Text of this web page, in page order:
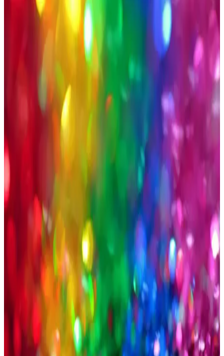
Erkek Kot Pantolonları: Moda ve Konforun
Buluştuğu Güncel Trendler ve Seçim İpuçları
Erkek kot pantolonları, rahatlık ve şıklığı bir arada sunar. Farklı
modeller, renkler ve kesimlerle günlük ve iş hayatına uygun
seçenekler mevcuttur. Doğru beden ve kalite seçimi önemli.
Pierroni Bordo Erkek Seti: Kravat Mendil Kol
Düğmesi ve Çorap ile Şıklık ve Fonksiyonellik
Şık ve kaliteli Pierroni bordo erkek seti, kravat, mendil, kol düğmesi
ve çorap ile detaylara özen gösterenler için tasarlandı, şıklık ve
konforu bir arada sunar.
Camper Erkek Ayakkabıları ve Botları
Karşılaştırması: Tasarım, Konfor ve Kullanım
Alanları
Bu karşılaştırmada Camper markasının iki popüler erkek ayakkabısı
olan Brutus ve Mugello modellerinin tasarım, konfor ve kullanım
alanları analiz edilerek en uygun seçimi yapmanıza yardımcı
Erkek Tişört Seçiminde Lacoste: Kalite, Şıklık ve
Konforun Buluşması
Lacoste erkek tişörtleri, yüksek kaliteli malzemeleri, çeşitli modelleri
ve renk seçenekleriyle günlük ve şık kombinleriniz için ideal tercih.
Kalite ve stilin buluştuğu bu ürünlerle fark yaratın.
Erkekler İçin Çanta ve Ayakkabı Seçiminde Dikkat
Edilmesi Gerekenler ve Stil İpuçları
Erkekler için çanta ve ayakkabı seçiminde dikkat edilmesi gereken
temel noktalar, kullanım amacı, malzeme, renk ve tarz uyumu
hakkında ipuçları sunuyoruz.